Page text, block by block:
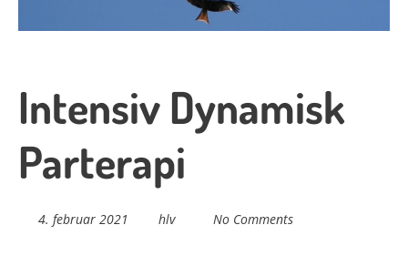
Intensiv Dynamisk
Parterapi
4. februar 2021 hlv No Comments